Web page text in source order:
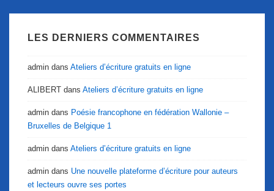
LES DERNIERS COMMENTAIRES
admin dans Ateliers d’écriture gratuits en ligne
ALIBERT dans Ateliers d’écriture gratuits en ligne
admin dans Poésie francophone en fédération Wallonie –
Bruxelles de Belgique 1
admin dans Ateliers d’écriture gratuits en ligne
admin dans Une nouvelle plateforme d’écriture pour auteurs
et lecteurs ouvre ses portes